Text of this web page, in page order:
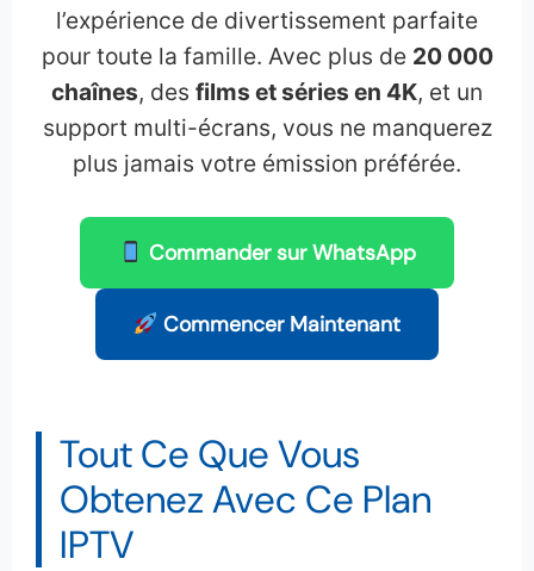
l’expérience de divertissement parfaite
pour toute la famille. Avec plus de 20 000
chaînes, des films et séries en 4K, et un
support multi-écrans, vous ne manquerez
plus jamais votre émission préférée.
Commander sur WhatsApp
Commencer Maintenant
Tout Ce Que Vous
Obtenez Avec Ce Plan
IPTV